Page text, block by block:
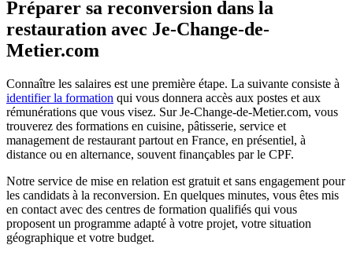
Préparer sa reconversion dans la
restauration avec Je-Change-de-
Metier.com
Connaître les salaires est une première étape. La suivante consiste à
identifier la formation qui vous donnera accès aux postes et aux
rémunérations que vous visez. Sur Je-Change-de-Metier.com, vous
trouverez des formations en cuisine, pâtisserie, service et
management de restaurant partout en France, en présentiel, à
distance ou en alternance, souvent finançables par le CPF.
Notre service de mise en relation est gratuit et sans engagement pour
les candidats à la reconversion. En quelques minutes, vous êtes mis
en contact avec des centres de formation qualifiés qui vous
proposent un programme adapté à votre projet, votre situation
géographique et votre budget.